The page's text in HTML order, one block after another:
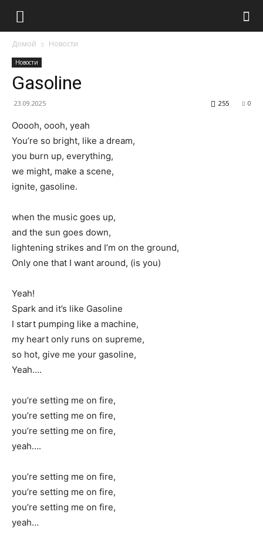
Домой Новости
Новости
Gasoline
23.09.2025 0
255
Ooooh, oooh, yeah
You’re so bright, like a dream,
you burn up, everything,
we might, make a scene,
ignite, gasoline.
when the music goes up,
and the sun goes down,
lightening strikes and I’m on the ground,
Only one that I want around, (is you)
Yeah!
Spark and it’s like Gasoline
I start pumping like a machine,
my heart only runs on supreme,
so hot, give me your gasoline,
Yeah….
you’re setting me on fire,
you’re setting me on fire,
you’re setting me on fire,
yeah….
you’re setting me on fire,
you’re setting me on fire,
you’re setting me on fire,
yeah…